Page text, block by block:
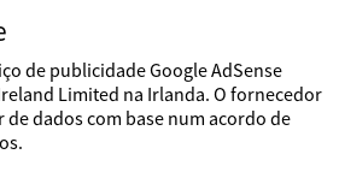
de publicidade Google AdSense
Limited na Irlanda. O fornecedor
dados com base num acordo de